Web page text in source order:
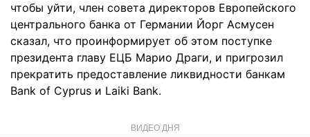
чтобы уйти, член совета директоров Европейского
центрального банка от Германии Йорг Асмусен
сказал, что проинформирует об этом поступке
президента главу ЕЦБ Марио Драги, и пригрозил
прекратить предоставление ликвидности банкам
Bank of Cyprus и Laiki Bank.
ВИДЕО ДНЯ